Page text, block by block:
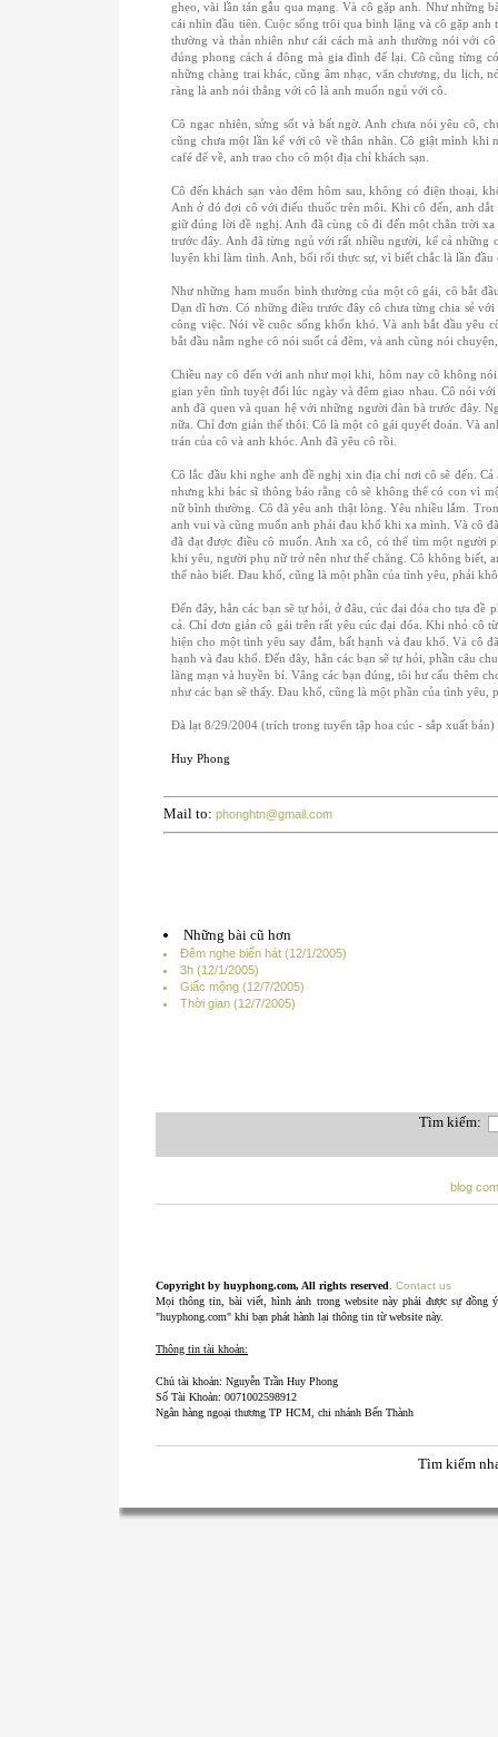
ghẹo, vài lần tán gẫu qua mạng. Và cô gặp anh. Như những
cái nhìn đầu tiên. Cuộc sống trôi qua bình lặng và cô gặp
thường và thản nhiên như cái cách mà anh thường nói với
đúng phong cách á đông mà gia đình để lại. Cô cũng từng
những chàng trai khác, cũng âm nhạc, văn chương, du lịch,
ràng là anh nói thẳng với cô là anh muốn ngủ với cô.
Cô ngạc nhiên, sửng sốt và bất ngờ. Anh chưa nói yêu cô,
cũng chưa một lần kể với cô về thân nhân. Cô giật mình khi
café để về, anh trao cho cô một địa chỉ khách sạn.
Cô đến khách sạn vào đêm hôm sau, không có điện thoại,
Anh ở đó đợi cô với điếu thuốc trên môi. Khi cô đến, anh dắt
giữ đúng lời đề nghị. Anh đã cùng cô đi đến một chân trời
trước đây. Anh đã từng ngủ với rất nhiều người, kể cả
luyện khi làm tình. Anh, bối rối thực sự, vì biết chắc là lần đầu
Như những ham muốn bình thường của một cô gái, cô bắt
Dạn dĩ hơn. Có những điều trước đây cô chưa từng chia sẻ
công việc. Nói về cuộc sống khốn khó. Và anh bắt đầu yêu
bắt đầu nằm nghe cô nói suốt cả đêm, và anh cũng nói
Chiều nay cô đến với anh như mọi khi, hôm nay cô không
gian yên tĩnh tuyệt đối lúc ngày và đêm giao nhau. Cô nói
anh đã quen và quan hệ với những người đàn bà trước đây.
nữa. Chỉ đơn giản thế thôi. Cô là một cô gái quyết đoán. Và
trán của cô và anh khóc. Anh đã yêu cô rồi.
Cô lắc đầu khi nghe anh đề nghị xin địa chỉ nơi cô sẽ đến.
nhưng khi bác sĩ thông báo rằng cô sẽ không thể có con vì
nữ bình thường. Cô đã yêu anh thật lòng. Yêu nhiều lắm.
anh vui và cũng muốn anh phải đau khổ khi xa mình. Và cô
đã đạt được điều cô muốn. Anh xa cô, có thể tìm một người
khi yêu, người phụ nữ trở nên như thế chăng. Cô không biết,
thể nào biết. Đau khổ, cũng là một phần của tình yêu, phải
Đến đây, hẳn các bạn sẽ tự hỏi, ở đâu, cúc đại đóa cho tựa
cả. Chỉ đơn giản cô gái trên rất yêu cúc đại đóa. Khi nhỏ cô
hiện cho một tình yêu say đắm, bất hạnh và đau khổ. Và cô
hạnh và đau khổ. Đến đây, hẳn các bạn sẽ tự hỏi, phần câu
lãng mạn và huyền bí. Vâng các bạn đúng, tôi hư cấu thêm
như các bạn sẽ thấy. Đau khổ, cũng là một phần của tình yêu,
Đà lạt 8/29/2004 (trích trong tuyển tập hoa cúc - sắp xuất bản)
Huy Phong
Mail to: phonghtn@gmail.com
Những bài cũ hơn
Đêm nghe biển hát (12/1/2005)
3h (12/1/2005)
Giấc mộng (12/7/2005)
Thời gian (12/7/2005)
Tìm kiếm:
blog
Copyright by huyphong.com, All rights reserved. Contact us
Mọi thông tin, bài viết, hình ảnh trong website này phải được sự đồng
"huyphong.com" khi bạn phát hành lại thông tin từ website này.
Thông tin tài khoản:
Chủ tài khoản: Nguyễn Trần Huy Phong
Số Tài Khoản: 0071002598912
Ngân hàng ngoại thương TP HCM, chi nhánh Bến Thành
Tìm kiếm